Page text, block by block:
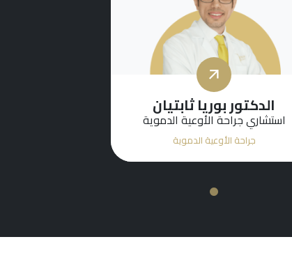
الدكتور بوريا ثابتيان
استشاري جراحة الأوعية الدموية
جراحة الأوعية الدموية
1